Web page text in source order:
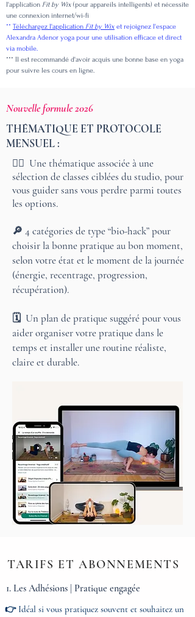
l'application Fit by Wix (pour appareils intelligents) et nécessite
une connexion internet/wi-fi
** Téléchargez l'application Fit by Wix et rejoignez l'espace
Alexandra Adenor yoga pour une utilisation efficace et direct
via mobile.
*** Il est recommandé d'avoir acquis une bonne base en yoga
pour suivre les cours en ligne.
Nouvelle formule 2026
THÉMATIQUE ET PROTOCOLE
MENSUEL :
🧘‍♀️ Une thématique associée à une
sélection de classes ciblées du studio, pour
vous guider sans vous perdre parmi toutes
les options.
🔎 4 catégories de type “bio-hack” pour
choisir la bonne pratique au bon moment,
selon votre état et le moment de la journée
(énergie, recentrage, progression,
récupération).
🗓️ Un plan de pratique suggéré pour vous
aider organiser votre pratique dans le
temps et installer une routine réaliste,
claire et durable.
TARIFS ET ABONNEMENTS
1. Les Adhésions | Pratique engagée
👉 Idéal si vous pratiquez souvent et souhaitez un